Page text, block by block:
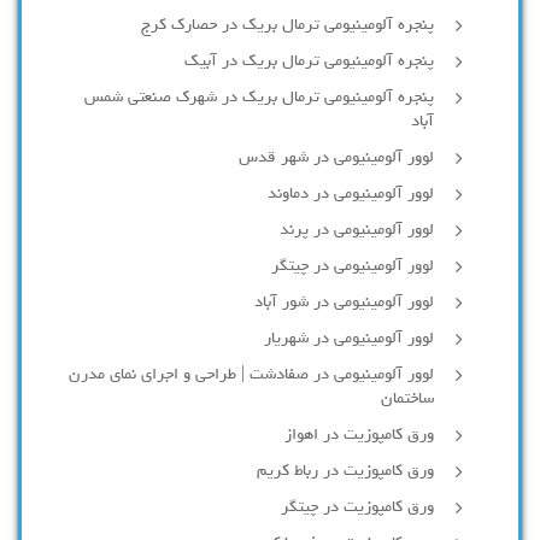
پنجره آلومینیومی ترمال بریک در حصارک کرج
پنجره آلومینیومی ترمال بریک در آبیک
پنجره آلومینیومی ترمال بریک در شهرک صنعتی شمس
آباد
لوور آلومینیومی در شهر قدس
لوور آلومینیومی در دماوند
لوور آلومینیومی در پرند
لوور آلومینیومی در چیتگر
لوور آلومینیومی در شور آباد
لوور آلومينيومي در شهريار
لوور آلومینیومی در صفادشت | طراحی و اجرای نمای مدرن
ساختمان
ورق کامپوزیت در اهواز
ورق کامپوزیت در رباط کریم
ورق کامپوزیت در چیتگر